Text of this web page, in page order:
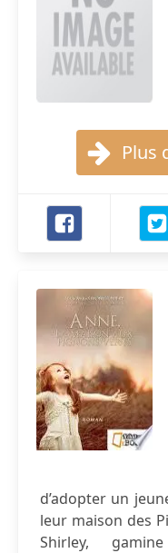
Plus
d’adopter un
leur maison des
Shirley,